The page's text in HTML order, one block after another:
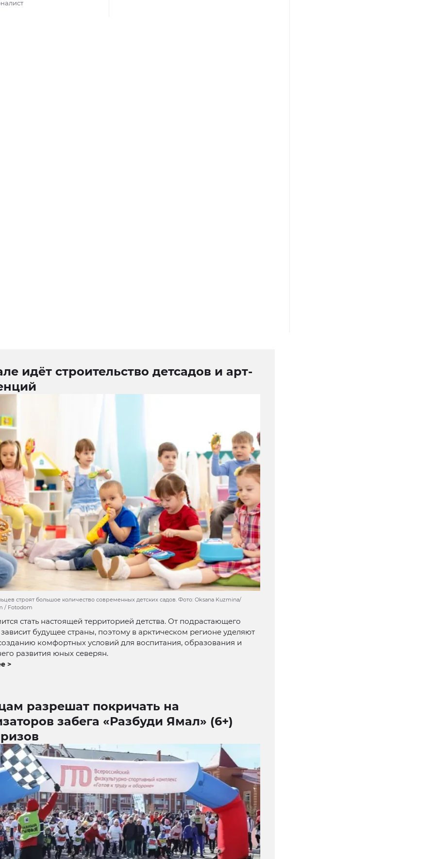
идёт строительство детсадов и арт-
строят большое количество современных детских садов. Фото: Oksana Kuzmina/
/ Fotodom
стать настоящей территорией детства. От подрастающего
будущее страны, поэтому в арктическом регионе уделяют
комфортных условий для воспитания, образования и
развития юных северян.
>
разрешат покричать на
забега «Разбуди Ямал» (6+)